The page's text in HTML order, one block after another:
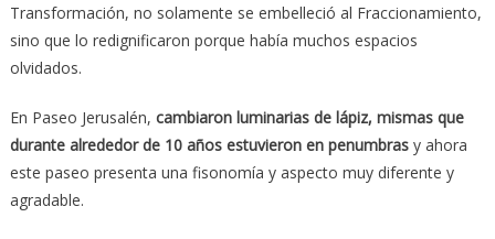
Transformación, no solamente se embelleció al Fraccionamiento,
sino que lo redignificaron porque había muchos espacios
olvidados.
En Paseo Jerusalén, cambiaron luminarias de lápiz, mismas que
durante alrededor de 10 años estuvieron en penumbrasy ahora
este paseo presenta una fisonomía y aspecto muy diferente y
agradable.